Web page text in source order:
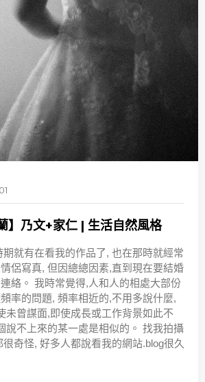
】乃文+家仁 | 生活自然風格
就有在看我的作品了, 也在那時就經常
侶寫真, 但因總總因素,直到現在要結婚
絡。 我時常覺得,人和人的相處大部份
率的問題, 頻率相近的,不用多說什麼,
未曾謀面,即使成長或工作背景如此不
說不上來的某一處是相似的。 找我拍攝
奇怪, 好多人都說看我的網站.blog很久